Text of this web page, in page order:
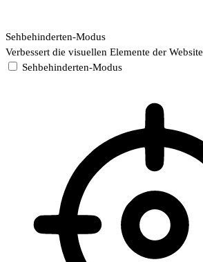
Sehbehinderten-Modus
Verbessert die visuellen Elemente der Website
Sehbehinderten-Modus